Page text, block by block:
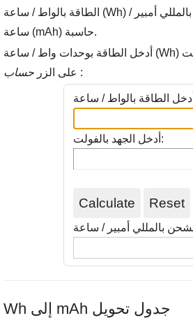
الطاقة بالواط / ساعة (Wh) إلى الشحن الكهربائي بالمللي أمبير /
ساعة (mAh) حاسبة.
أدخل الطاقة بوحدات واط / ساعة (Wh) والجهد بالفولت (V) و اضغط
على الزر :
أدخل الطاقة بالواط / ساعة
أدخل الجهد بالفولت:
Wh إلى mAh جدول تحويل